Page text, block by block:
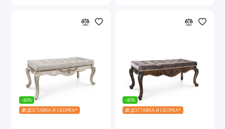
-40%
🎁 ДОСТАВКА И СБОРКА*
-40%
🎁 ДОСТАВКА И СБОРКА*